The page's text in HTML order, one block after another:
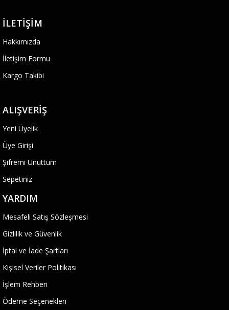
İLETIŞIM
Hakkımızda
İletişim Formu
Kargo Takibi
ALIŞVERIŞ
Yeni Üyelik
Üye Girişi
Şifremi Unuttum
Sepetiniz
YARDIM
Mesafeli Satış Sözleşmesi
Gizlilik ve Güvenlik
İptal ve İade Şartları
Kişisel Veriler Politikası
İşlem Rehberi
Ödeme Seçenekleri